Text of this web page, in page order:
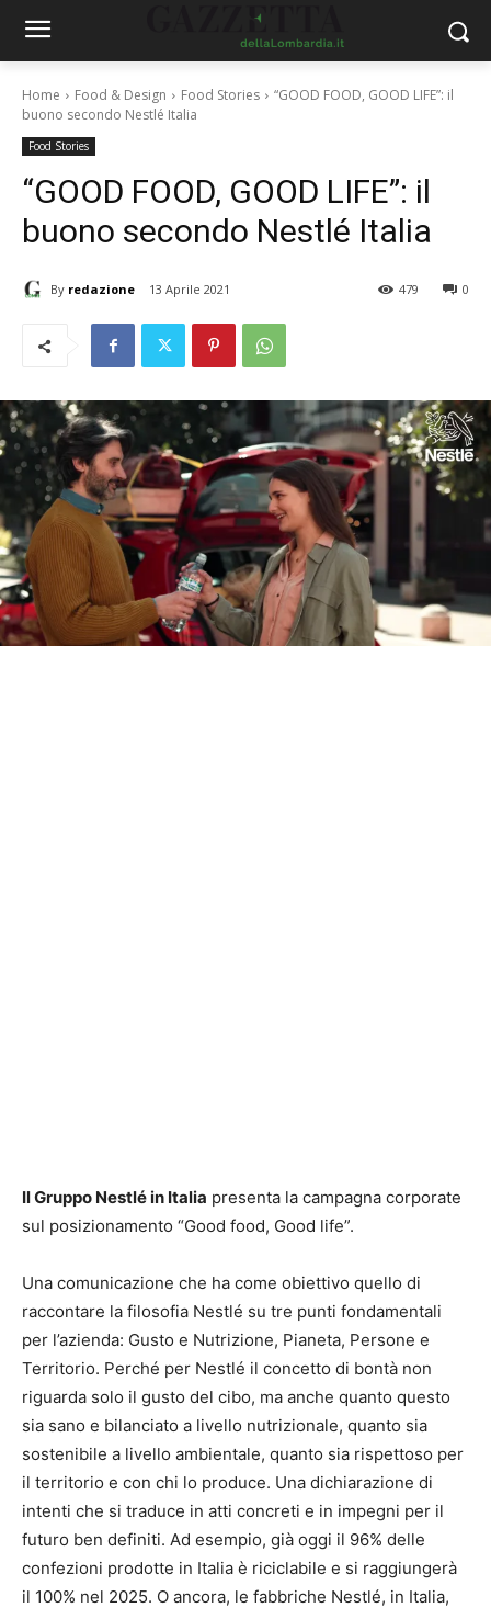
Home Food & Design Food Stories
“GOOD FOOD, GOOD LIFE”: il
buono secondo Nestlé Italia
Food Stories
“GOOD FOOD, GOOD LIFE”: il
buono secondo Nestlé Italia
By redazione 13 Aprile 2021 0
479
Il Gruppo Nestlé in Italia presenta la campagna corporate
sul posizionamento “Good food, Good life”.
Una comunicazione che ha come obiettivo quello di
raccontare la filosofia Nestlé su tre punti fondamentali
per l’azienda: Gusto e Nutrizione, Pianeta, Persone e
Territorio. Perché per Nestlé il concetto di bontà non
riguarda solo il gusto del cibo, ma anche quanto questo
sia sano e bilanciato a livello nutrizionale, quanto sia
sostenibile a livello ambientale, quanto sia rispettoso per
il territorio e con chi lo produce. Una dichiarazione di
intenti che si traduce in atti concreti e in impegni per il
futuro ben definiti. Ad esempio, già oggi il 96% delle
confezioni prodotte in Italia è riciclabile e si raggiungerà
il 100% nel 2025. O ancora, le fabbriche Nestlé, in Italia,